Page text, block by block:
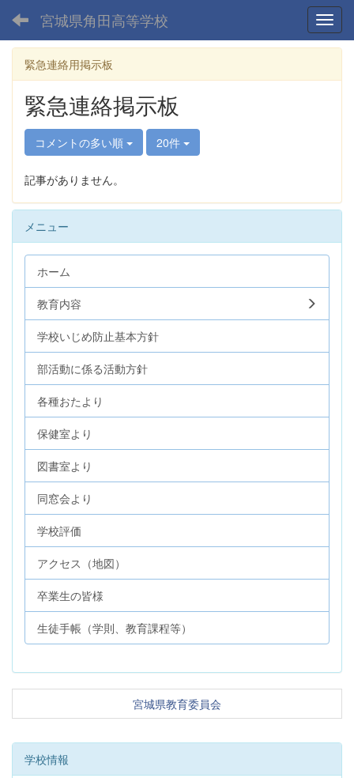
宮城県角田高等学校
緊急連絡用掲示板
緊急連絡掲示板
コメントの多い順 20件
記事がありません。
メニュー
ホーム
教育内容
学校いじめ防止基本方針
部活動に係る活動方針
各種おたより
保健室より
図書室より
同窓会より
学校評価
アクセス（地図）
卒業生の皆様
生徒手帳（学則、教育課程等）
宮城県教育委員会
学校情報